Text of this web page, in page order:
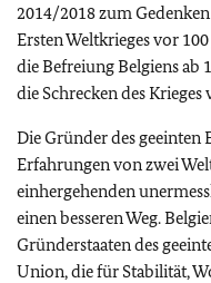
2014/2018 zum
Ersten Weltkrieges vor
die Befreiung Belgiens ab
die Schrecken des Krieges
Die Gründer des geeinten
Erfahrungen von zwei
einhergehenden
einen besseren Weg.
Gründerstaaten des
Union, die für Stabilität,